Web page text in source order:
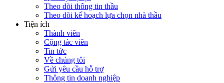
Theo dõi thông tin thầu
Theo dõi kế hoạch lựa chọn nhà thầu
Tiện ích
Thành viên
Cộng tác viên
Tin tức
Về chúng tôi
Gửi yêu cầu hỗ trợ
Thông tin doanh nghiệp